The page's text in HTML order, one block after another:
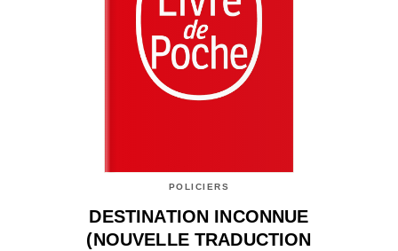
POLICIERS
DESTINATION INCONNUE
(NOUVELLE TRADUCTION